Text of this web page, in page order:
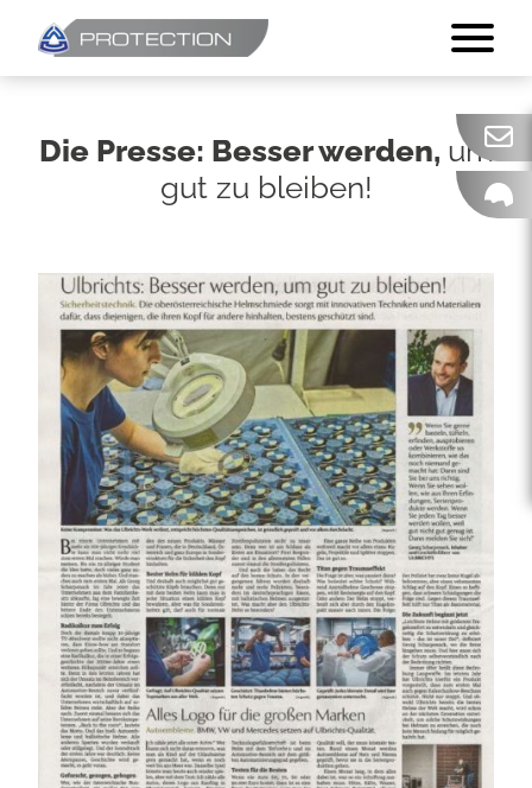
Die Presse: Besser werden, um
gut zu bleiben!